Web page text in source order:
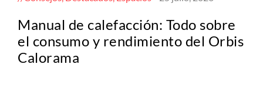
Manual de calefacción: Todo sobre
el consumo y rendimiento del Orbis
Calorama